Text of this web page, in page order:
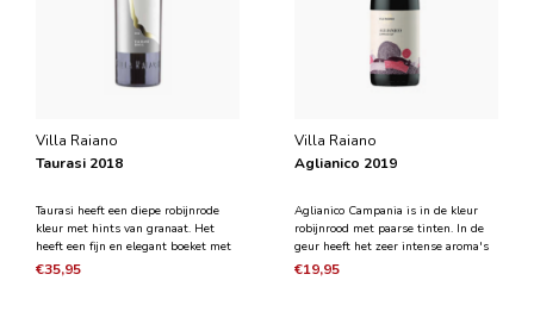
Villa Raiano
Taurasi 2018
Taurasi heeft een diepe robijnrode
kleur met hints van granaat. Het
heeft een fijn en elegant boeket met
aroma's van rood fruit zoals bramen
€35,95
Villa Raiano
Aglianico 2019
Aglianico Campania is in de kleur
robijnrood met paarse tinten. In de
geur heeft het zeer intense aroma's
van cacaopoeder, tabak en vers fruit
€19,95